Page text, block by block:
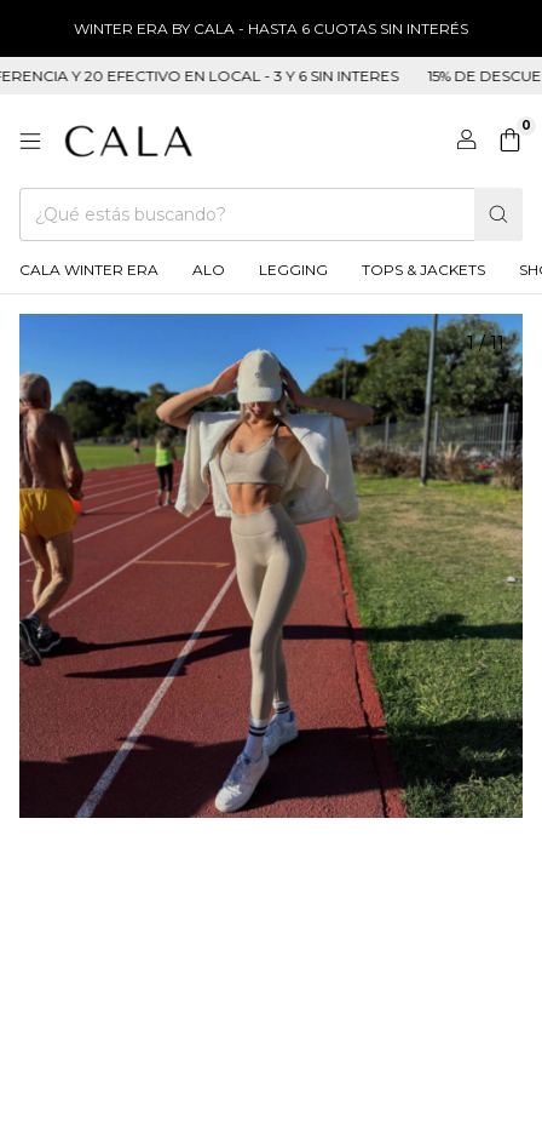
WINTER ERA BY CALA - HASTA 6 CUOTAS SIN INTERÉS
Y 20 EFECTIVO EN LOCAL - 3 Y 6 SIN INTERES 15% DE DESCUENTO
0
CALA WINTER ERA ALO LEGGING TOPS & JACKETS
1/11